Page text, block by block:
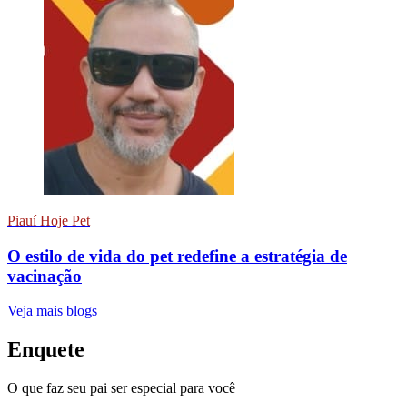
Piauí Hoje Pet
O estilo de vida do pet redefine a estratégia de
vacinação
Veja mais blogs
Enquete
O que faz seu pai ser especial para você